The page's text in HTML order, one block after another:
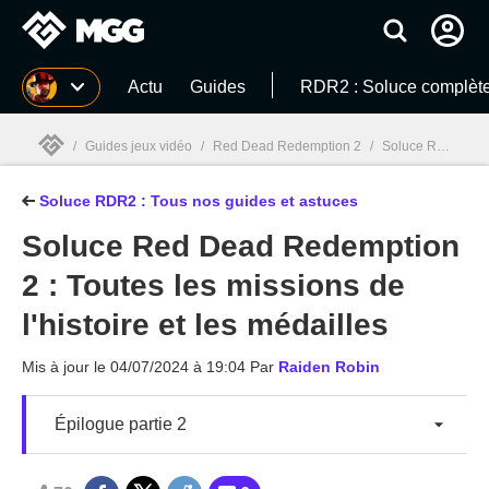
MGG Actu Guides RDR2 : Soluce
MGG
/ Guides jeux vidéo / Red Dead Redemption 2 / Soluce Red Dead Redemption 2 : Armes, carte, codes de triche... Guide complet
Soluce RDR2 : Tous nos guides et astuces
Soluce Red Dead Redemption
2 : Toutes les missions de
l'histoire et les médailles
Mis à jour le 04/07/2024 à 19:04 Par Raiden Robin
Épilogue partie 2